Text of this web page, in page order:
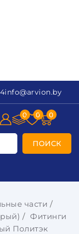
info@arvion.by
ПОИСК
0 0 0
части
Фитинги
Политэк